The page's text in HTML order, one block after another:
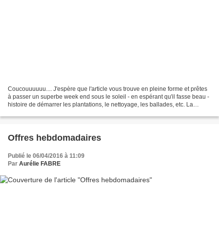
Coucouuuuuu.... J'espère que l'article vous trouve en pleine forme et prêtes
à passer un superbe week end sous le soleil - en espérant qu'il fasse beau -
histoire de démarrer les plantations, le nettoyage, les ballades, etc. La
Offres hebdomadaires
Publié le 06/04/2016 à 11:09
Par Aurélie FABRE